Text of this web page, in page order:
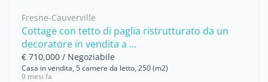
Fresne-Cauverville
Cottage con tetto di paglia ristrutturato da un
decoratore in vendita a ...
€ 710,000 / Negoziabile
Casa in vendita, 5 camere da letto, 250 (m2)
9 mesi fa